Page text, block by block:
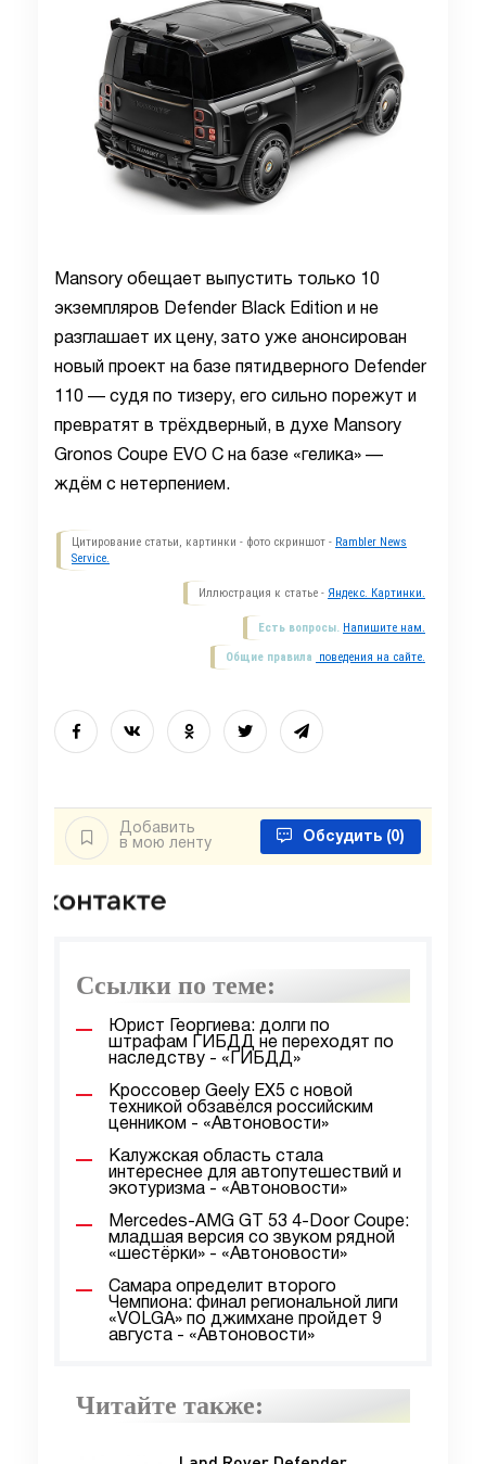
Mansory обещает выпустить только 10
экземпляров Defender Black Edition и не
разглашает их цену, зато уже анонсирован
новый проект на базе пятидверного Defender
110 — судя по тизеру, его сильно порежут и
превратят в трёхдверный, в духе Mansory
Gronos Coupe EVO C на базе «гелика» —
ждём с нетерпением.
Цитирование статьи, картинки - фото скриншот - Rambler News
Service.
Иллюстрация к статье - Яндекс. Картинки.
Есть вопросы. Напишите нам.
Общие правила поведения на сайте.
Добавить
в мою ленту
Обсудить (0)
Ссылки по теме:
Юрист Георгиева: долги по
штрафам ГИБДД не переходят по
наследству - «ГИБДД»
Кроссовер Geely EX5 с новой
техникой обзавёлся российским
ценником - «Автоновости»
Калужская область стала
интереснее для автопутешествий и
экотуризма - «Автоновости»
Mercedes-AMG GT 53 4-Door Coupe:
младшая версия со звуком рядной
«шестёрки» - «Автоновости»
Самара определит второго
Чемпиона: финал региональной лиги
«VOLGA» по джимхане пройдет 9
августа - «Автоновости»
Читайте также: